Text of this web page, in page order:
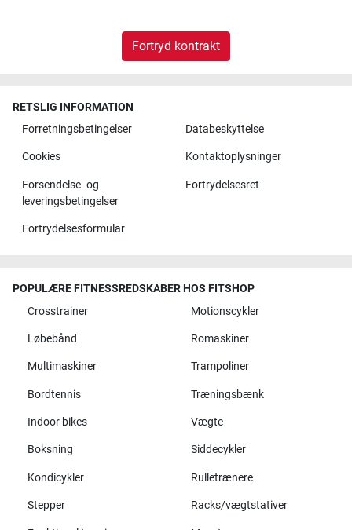
Fortryd kontrakt
RETSLIG INFORMATION
Forretningsbetingelser
Databeskyttelse
Cookies Kontaktoplysninger
Forsendelse- og
leveringsbetingelser
Fortrydelsesret
Fortrydelsesformular
POPULÆRE FITNESSREDSKABER HOS FITSHOP
Crosstrainer
Motionscykler
Løbebånd Romaskiner
Multimaskiner Trampoliner
Bordtennis Træningsbænk
Indoor bikes Vægte
Boksning Siddecykler
Kondicykler Rulletrænere
Stepper Racks/vægtstativer